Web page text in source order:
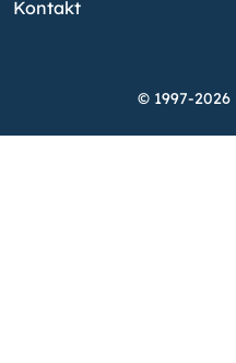
Kontakt
© 1997-2026